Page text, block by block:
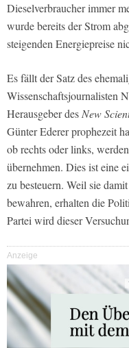
Dieselverbraucher immer
wurde bereits der Strom
steigenden Energiepreise
Es fällt der Satz des
Wissenschaftsjournalisten
Herausgeber desNew
Günter Ederer prophezeit
ob rechts oder links,
übernehmen. Dies ist eine
zu besteuern. Weil sie
bewahren, erhalten die
Partei wird dieser
Anzeige